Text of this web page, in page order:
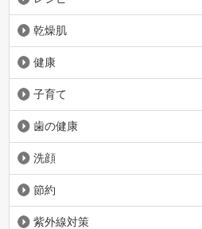
乾燥肌
健康
子育て
歯の健康
洗顔
節約
紫外線対策